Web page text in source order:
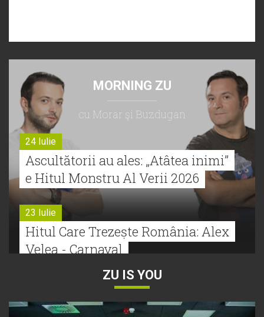
MORNING ZU
cu Morar şi Buzdugan
24 Iulie
Ascultătorii au ales: „Atâtea inimi”
e Hitul Monstru Al Verii 2026
23 Iulie
Hitul Care Trezește România: Alex
Velea - Carnaval
Bătălie strânsă la Hitul Monstru Al
ZU IS YOU